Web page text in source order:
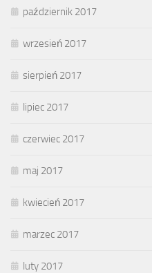
październik 2017
wrzesień 2017
sierpień 2017
lipiec 2017
czerwiec 2017
maj 2017
kwiecień 2017
marzec 2017
luty 2017